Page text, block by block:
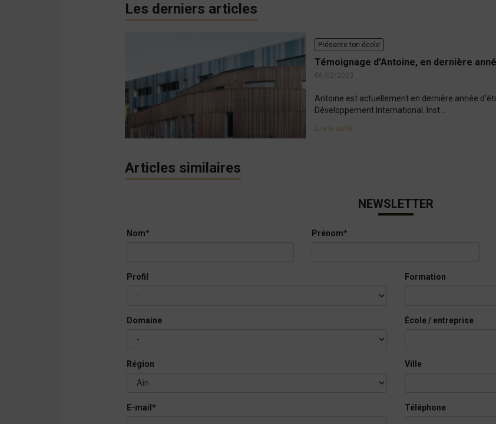
Les derniers articles
Présente ton école
Témoignage d'Antoine, en dernière
06/02/2023
Antoine est actuellement en dernière année
Développement International. Inst...
Lire la suite
Articles similaires
NEWSLETTER
Nom* Prénom*
Profil Formation
Domaine École / entreprise
Région Ville
E-mail* Téléphone